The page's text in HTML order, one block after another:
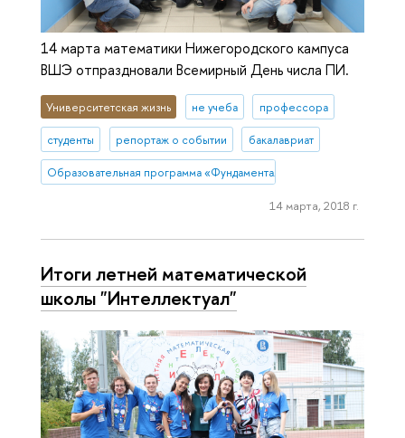
14 марта математики Нижегородского кампуса
ВШЭ отпраздновали Всемирный День числа ПИ.
Университетская жизнь не учеба профессора
студенты репортаж о событии бакалавриат
Образовательная программа «Фундаментальная и прикладная
14 марта, 2018 г.
Итоги летней математической
школы "Интеллектуал"